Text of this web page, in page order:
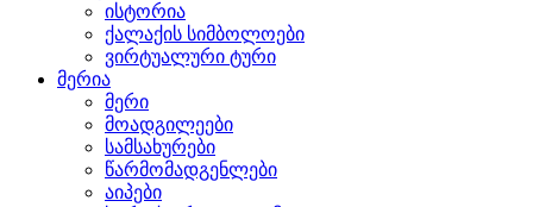
ისტორია
ქალაქის სიმბოლოები
ვირტუალური ტური
მერია
მერი
მოადგილეები
სამსახურები
წარმომადგენლები
აიპები